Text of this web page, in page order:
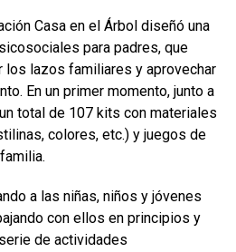
Casa en el Árbol diseñó una
para padres, que
lazos familiares y aprovechar
En un primer momento, junto a
total de 107 kits con materiales
colores, etc.) y juegos de
a las niñas, niños y jóvenes
con ellos en principios y
de actividades